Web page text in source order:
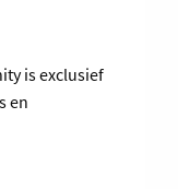
is exclusief
en